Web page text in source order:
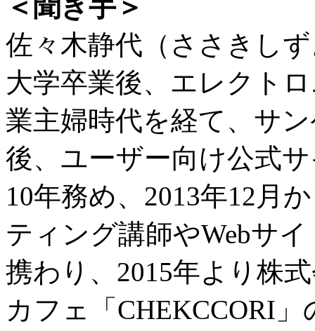
＜聞き手＞
佐々木静代（ささきし
大学卒業後、エレクト
業主婦時代を経て、サ
後、ユーザー向け公式
10年務め、2013年12月
ティング講師やWebサ
携わり、2015年より株
カフェ「CHEKCCORI